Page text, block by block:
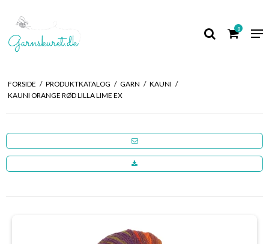
0
FORSIDE / PRODUKTKATALOG / GARN / KAUNI /
KAUNI ORANGE RØD LILLA LIME EX